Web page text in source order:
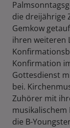
die dreijährige
Gemkow
ihren weiteren
Konfirmation
Gottesdienst
bei.
Zuhörer mit
die B-